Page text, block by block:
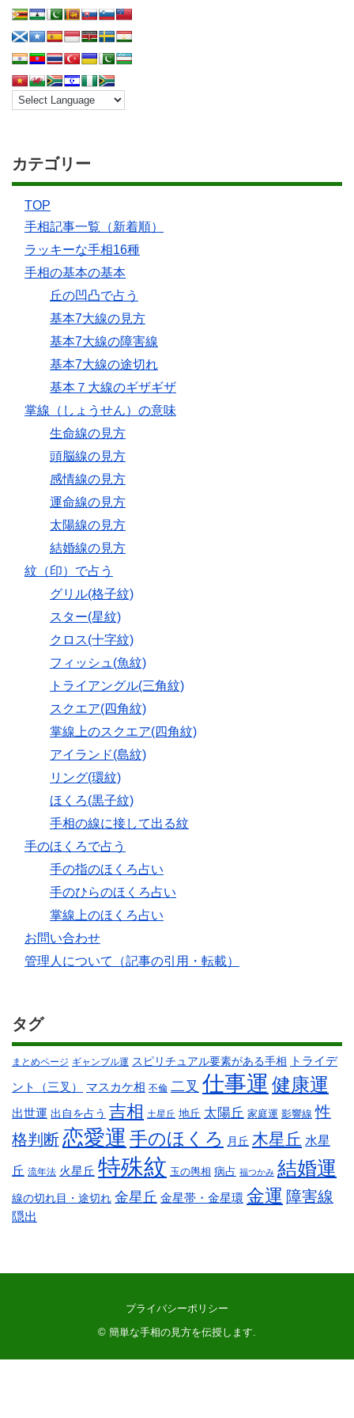
カテゴリー
TOP
手相記事一覧（新着順）
ラッキーな手相16種
手相の基本の基本
丘の凹凸で占う
基本7大線の見方
基本7大線の障害線
基本7大線の途切れ
基本７大線のギザギザ
掌線（しょうせん）の意味
生命線の見方
頭脳線の見方
感情線の見方
運命線の見方
太陽線の見方
結婚線の見方
紋（印）で占う
グリル(格子紋)
スター(星紋)
クロス(十字紋)
フィッシュ(魚紋)
トライアングル(三角紋)
スクエア(四角紋)
掌線上のスクエア(四角紋)
アイランド(島紋)
リング(環紋)
ほくろ(黒子紋)
手相の線に接して出る紋
手のほくろで占う
手の指のほくろ占い
手のひらのほくろ占い
掌線上のほくろ占い
お問い合わせ
管理人について（記事の引用・転載）
タグ
まとめページ ギャンブル運 スピリチュアル要素がある手相 トライデ
ント（三叉） マスカケ相 不倫 二叉 仕事運 健康運
出世運 出自を占う 吉相 土星丘 地丘 太陽丘 家庭運 影響線 性
格判断恋愛運 手のほくろ 月丘 木星丘 水星
丘 流年法 火星丘 特殊紋 玉の輿相 病占 福つかみ 結婚運
線の切れ目・途切れ 金星丘 金星帯・金星環 金運 障害線
隠出
プライバシーポリシー
© 簡単な手相の見方を伝授します.